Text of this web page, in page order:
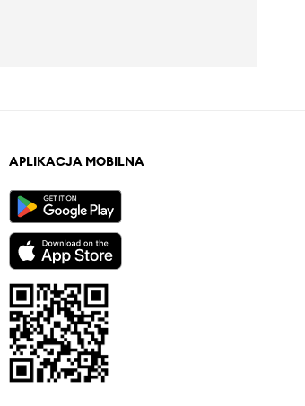
APLIKACJA MOBILNA